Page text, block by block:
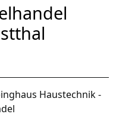
Haustechnik -